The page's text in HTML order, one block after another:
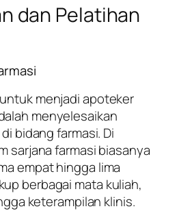
dan Pelatihan
menjadi apoteker
menyelesaikan
bidang farmasi. Di
sarjana farmasi biasanya
empat hingga lima
berbagai mata kuliah,
keterampilan klinis.